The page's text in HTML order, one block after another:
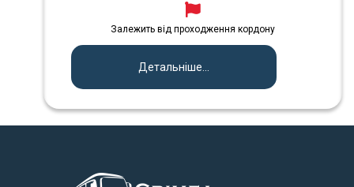
Залежить від проходження кордону
Детальніше...